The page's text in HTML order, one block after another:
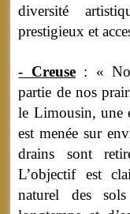
diversité
prestigieux et
- Creuse: «
partie de nos
le Limousin, une
est menée sur
drains sont
L’objectif est
naturel des